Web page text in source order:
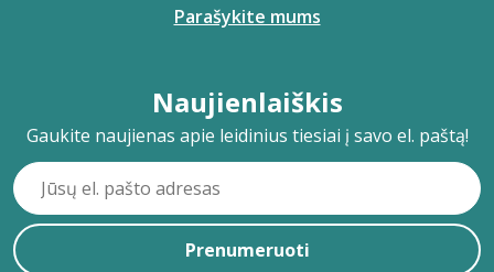
Parašykite mums
Naujienlaiškis
Gaukite naujienas apie leidinius tiesiai į savo el. paštą!
Prenumeruoti